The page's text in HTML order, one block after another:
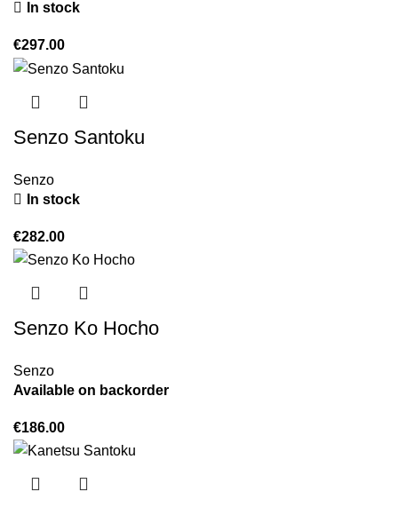
In stock
€297.00
Senzo Santoku
Senzo
In stock
€282.00
Senzo Ko Hocho
Senzo
Available on backorder
€186.00